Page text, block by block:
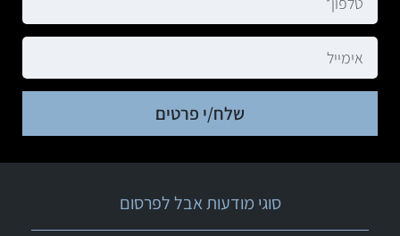
שלח/י פרטים
סוגי מודעות אבל לפרסום